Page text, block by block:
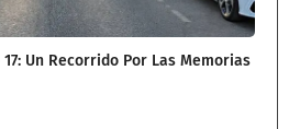
Un Recorrido Por Las Memorias